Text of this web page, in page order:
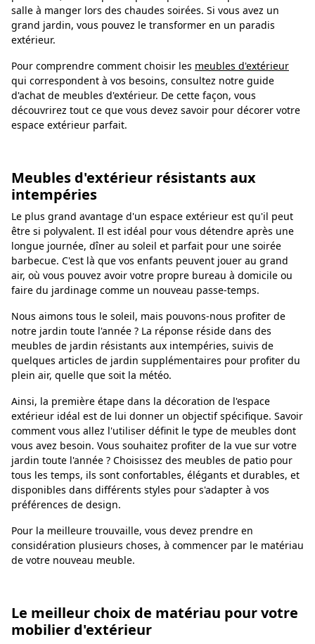
salle à manger lors des chaudes soirées. Si vous avez un
grand jardin, vous pouvez le transformer en un paradis
extérieur.
Pour comprendre comment choisir les meubles d'extérieur
qui correspondent à vos besoins, consultez notre guide
d'achat de meubles d'extérieur. De cette façon, vous
découvrirez tout ce que vous devez savoir pour décorer votre
espace extérieur parfait.
Meubles d'extérieur résistants aux
intempéries
Le plus grand avantage d'un espace extérieur est qu'il peut
être si polyvalent. Il est idéal pour vous détendre après une
longue journée, dîner au soleil et parfait pour une soirée
barbecue. C'est là que vos enfants peuvent jouer au grand
air, où vous pouvez avoir votre propre bureau à domicile ou
faire du jardinage comme un nouveau passe-temps.
Nous aimons tous le soleil, mais pouvons-nous profiter de
notre jardin toute l'année ? La réponse réside dans des
meubles de jardin résistants aux intempéries, suivis de
quelques articles de jardin supplémentaires pour profiter du
plein air, quelle que soit la météo.
Ainsi, la première étape dans la décoration de l'espace
extérieur idéal est de lui donner un objectif spécifique. Savoir
comment vous allez l'utiliser définit le type de meubles dont
vous avez besoin. Vous souhaitez profiter de la vue sur votre
jardin toute l'année ? Choisissez des meubles de patio pour
tous les temps, ils sont confortables, élégants et durables, et
disponibles dans différents styles pour s'adapter à vos
préférences de design.
Pour la meilleure trouvaille, vous devez prendre en
considération plusieurs choses, à commencer par le matériau
de votre nouveau meuble.
Le meilleur choix de matériau pour votre
mobilier d'extérieur